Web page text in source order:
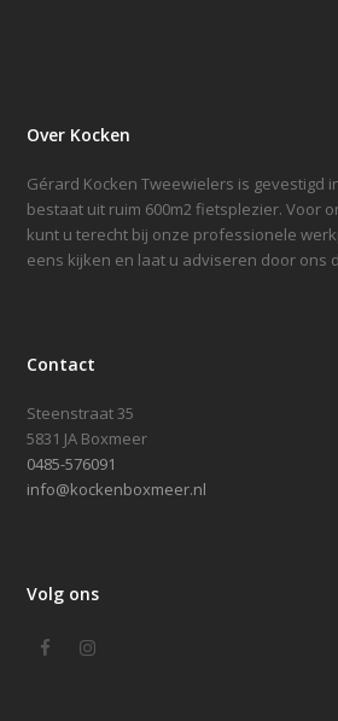
Over Kocken
Gérard Kocken Tweewielers is gevestigd
bestaat uit ruim 600m2 fietsplezier. Voor
kunt u terecht bij onze professionele
eens kijken en laat u adviseren door ons
Contact
Steenstraat 35
5831 JA Boxmeer
0485-576091
info@kockenboxmeer.nl
Volg ons
FacebookInstagram